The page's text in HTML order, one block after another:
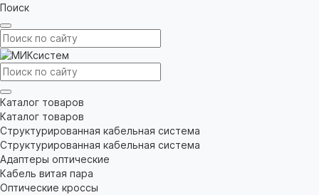
Поиск
Каталог товаров
Каталог товаров
Структурированная кабельная система
Структурированная кабельная система
Адаптеры оптические
Кабель витая пара
Оптические кроссы